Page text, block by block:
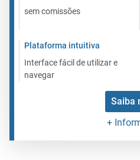
sem comissões
Plataforma intuitiva
Interface fácil de utilizar e
navegar
Saiba
+